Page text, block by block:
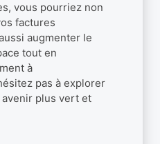
vous pourriez non
factures
augmenter le
tout en
à
pas à explorer
plus vert et